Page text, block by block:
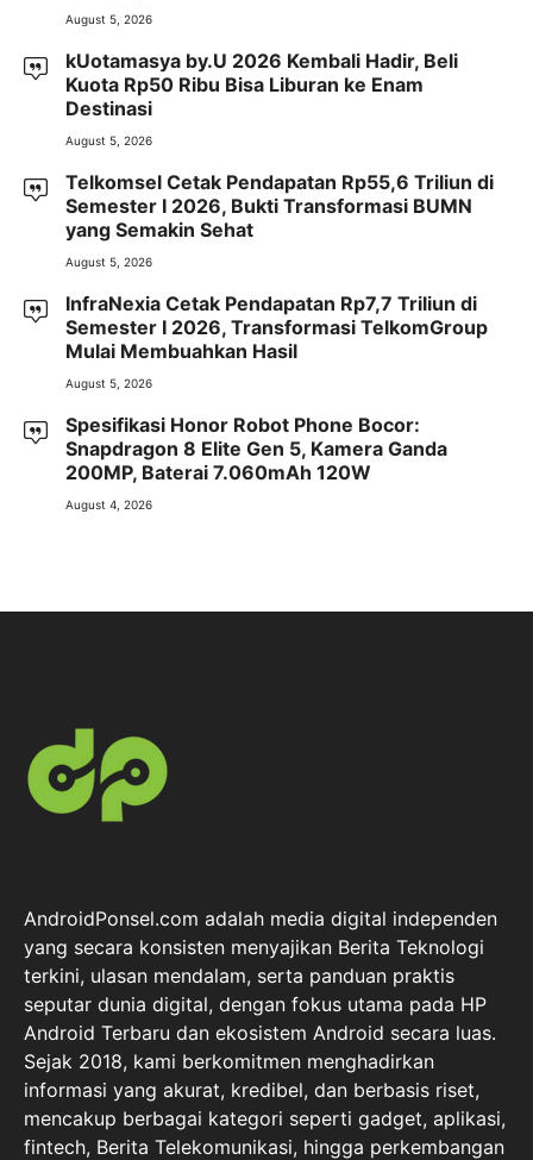
August 5, 2026
kUotamasya by.U 2026 Kembali Hadir, Beli
Kuota Rp50 Ribu Bisa Liburan ke Enam
Destinasi
August 5, 2026
Telkomsel Cetak Pendapatan Rp55,6 Triliun di
Semester I 2026, Bukti Transformasi BUMN
yang Semakin Sehat
August 5, 2026
InfraNexia Cetak Pendapatan Rp7,7 Triliun di
Semester I 2026, Transformasi TelkomGroup
Mulai Membuahkan Hasil
August 5, 2026
Spesifikasi Honor Robot Phone Bocor:
Snapdragon 8 Elite Gen 5, Kamera Ganda
200MP, Baterai 7.060mAh 120W
August 4, 2026
AndroidPonsel.com adalah media digital independen
yang secara konsisten menyajikan Berita Teknologi
terkini, ulasan mendalam, serta panduan praktis
seputar dunia digital, dengan fokus utama pada HP
Android Terbaru dan ekosistem Android secara luas.
Sejak 2018, kami berkomitmen menghadirkan
informasi yang akurat, kredibel, dan berbasis riset,
mencakup berbagai kategori seperti gadget, aplikasi,
fintech, Berita Telekomunikasi, hingga perkembangan